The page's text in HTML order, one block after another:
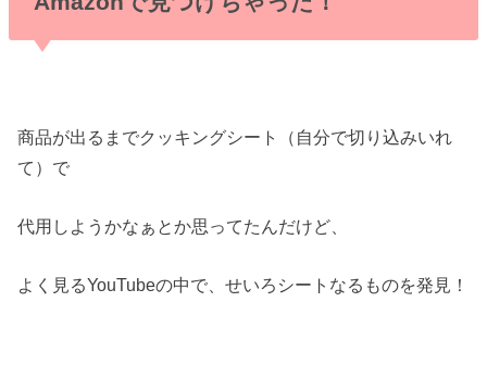
商品が出るまでクッキングシート（自分で切り込みいれ
て）で
代用しようかなぁとか思ってたんだけど、
よく見るYouTubeの中で、せいろシートなるものを発見！